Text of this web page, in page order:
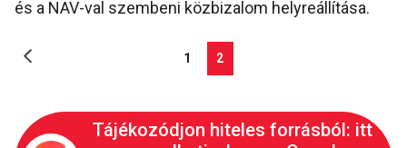
és a NAV-val szembeni közbizalom helyreállítása.
1 2
Tájékozódjon hiteles forrásból: itt